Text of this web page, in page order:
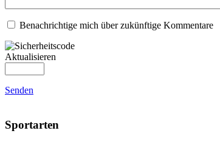
Benachrichtige mich über zukünftige Kommentare
Aktualisieren
Senden
Sportarten